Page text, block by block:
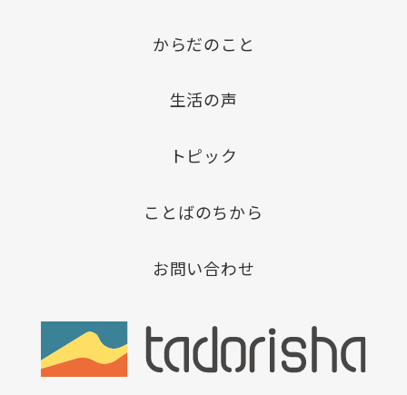
からだのこと
生活の声
トピック
ことばのちから
お問い合わせ